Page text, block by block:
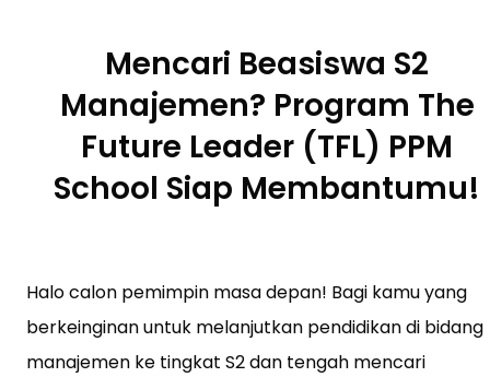
Mencari Beasiswa S2
Manajemen? Program The
Future Leader (TFL) PPM
School Siap Membantumu!
Halo calon pemimpin masa depan! Bagi kamu yang
berkeinginan untuk melanjutkan pendidikan di bidang
manajemen ke tingkat S2 dan tengah mencari